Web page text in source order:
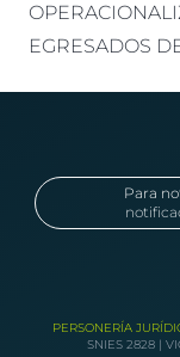
EGRESADOS
Para
PERSONERÍA
SNIES 2828 |